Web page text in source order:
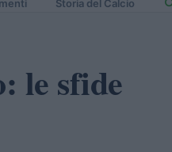
Storia del Calcio
le sfide